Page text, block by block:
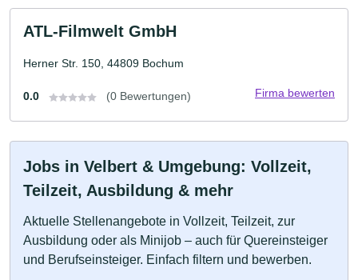
ATL-Filmwelt GmbH
Herner Str. 150, 44809 Bochum
0.0 (0 Bewertungen) Firma bewerten
Jobs in Velbert & Umgebung: Vollzeit,
Teilzeit, Ausbildung & mehr
Aktuelle Stellenangebote in Vollzeit, Teilzeit, zur
Ausbildung oder als Minijob – auch für Quereinsteiger
und Berufseinsteiger. Einfach filtern und bewerben.